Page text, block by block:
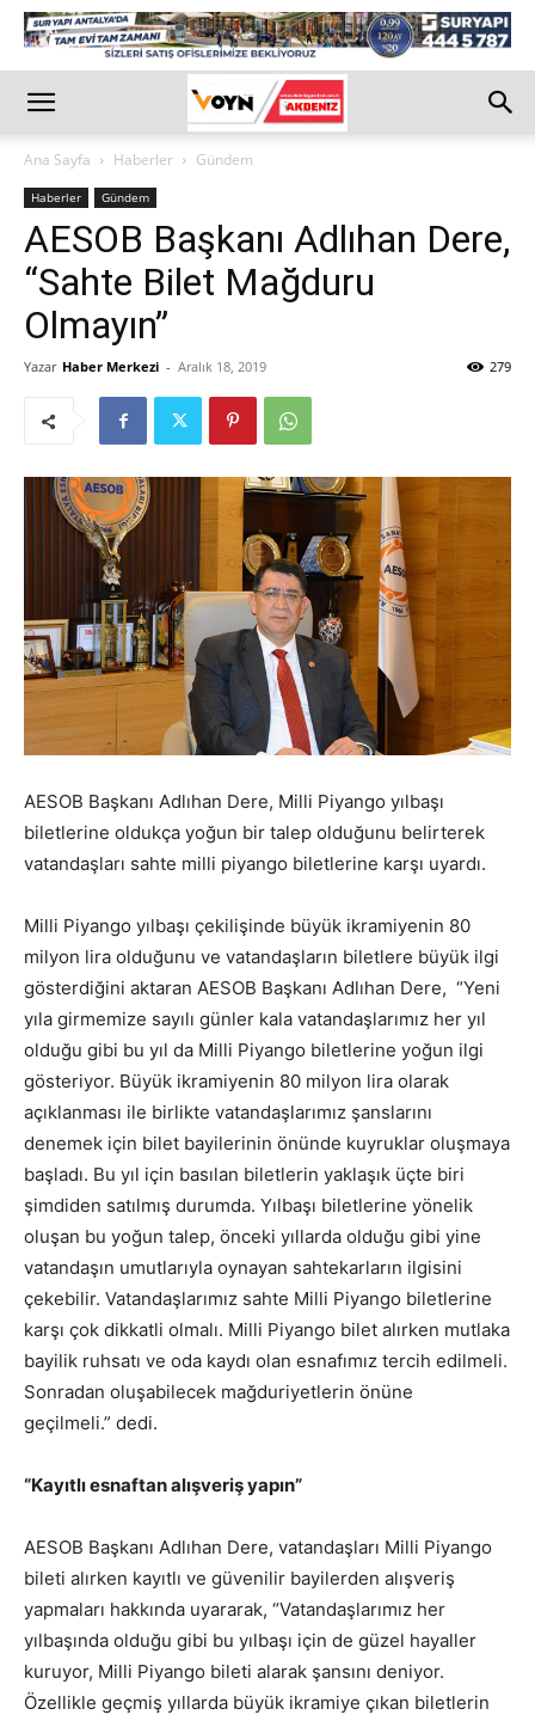
Ana Sayfa Haberler Gündem
Haberler Gündem
AESOB Başkanı Adlıhan Dere,
“Sahte Bilet Mağduru
Olmayın”
Yazar Haber Merkezi - Aralık 18, 2019 279
AESOB Başkanı Adlıhan Dere, Milli Piyango yılbaşı
biletlerine oldukça yoğun bir talep olduğunu belirterek
vatandaşları sahte milli piyango biletlerine karşı uyardı.
Milli Piyango yılbaşı çekilişinde büyük ikramiyenin 80
milyon lira olduğunu ve vatandaşların biletlere büyük ilgi
gösterdiğini aktaran AESOB Başkanı Adlıhan Dere, “Yeni
yıla girmemize sayılı günler kala vatandaşlarımız her yıl
olduğu gibi bu yıl da Milli Piyango biletlerine yoğun ilgi
gösteriyor. Büyük ikramiyenin 80 milyon lira olarak
açıklanması ile birlikte vatandaşlarımız şanslarını
denemek için bilet bayilerinin önünde kuyruklar oluşmaya
başladı. Bu yıl için basılan biletlerin yaklaşık üçte biri
şimdiden satılmış durumda. Yılbaşı biletlerine yönelik
oluşan bu yoğun talep, önceki yıllarda olduğu gibi yine
vatandaşın umutlarıyla oynayan sahtekarların ilgisini
çekebilir. Vatandaşlarımız sahte Milli Piyango biletlerine
karşı çok dikkatli olmalı. Milli Piyango bilet alırken mutlaka
bayilik ruhsatı ve oda kaydı olan esnafımız tercih edilmeli.
Sonradan oluşabilecek mağduriyetlerin önüne
geçilmeli.” dedi.
“Kayıtlı esnaftan alışveriş yapın”
AESOB Başkanı Adlıhan Dere, vatandaşları Milli Piyango
bileti alırken kayıtlı ve güvenilir bayilerden alışveriş
yapmaları hakkında uyararak, “Vatandaşlarımız her
yılbaşında olduğu gibi bu yılbaşı için de güzel hayaller
kuruyor, Milli Piyango bileti alarak şansını deniyor.
Özellikle geçmiş yıllarda büyük ikramiye çıkan biletlerin